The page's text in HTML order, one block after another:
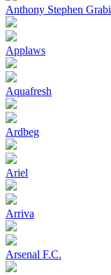
Anthony Stephen
Applaws
Aquafresh
Ardbeg
Ariel
Arriva
Arsenal F.C.